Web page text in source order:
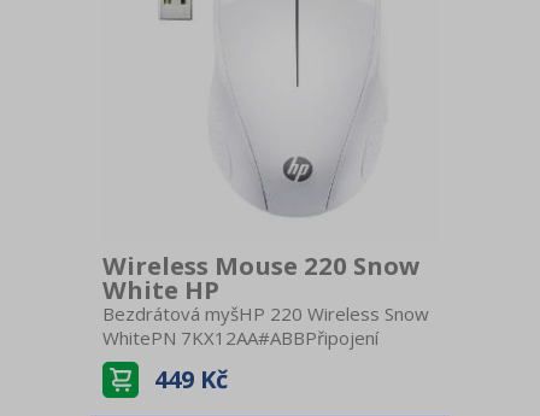
Wireless Mouse 220 Snow
White HP
Bezdrátová myšHP 220 Wireless Snow
WhitePN 7KX12AA#ABBPřipojení
BezdrátovéNabíjení AAA
baterieBezdrátový USB
přijímačProvedení UniverzálníUrčení
449 Kč